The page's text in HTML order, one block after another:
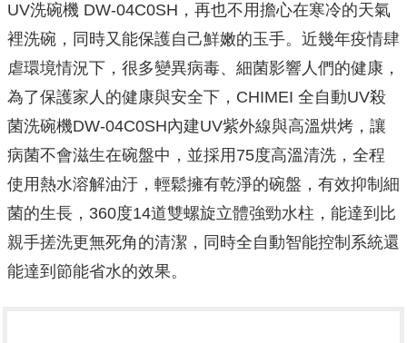
UV洗碗機 DW-04C0SH，再也不用擔心在寒冷的天氣
裡洗碗，同時又能保護自己鮮嫩的玉手。近幾年疫情肆
虐環境情況下，很多變異病毒、細菌影響人們的健康，
為了保護家人的健康與安全下，CHIMEI 全自動UV殺
菌洗碗機DW-04C0SH內建UV紫外線與高溫烘烤，讓
病菌不會滋生在碗盤中，並採用75度高溫清洗，全程
使用熱水溶解油汙，輕鬆擁有乾淨的碗盤，有效抑制細
菌的生長，360度14道雙螺旋立體強勁水柱，能達到比
親手搓洗更無死角的清潔，同時全自動智能控制系統還
能達到節能省水的效果。